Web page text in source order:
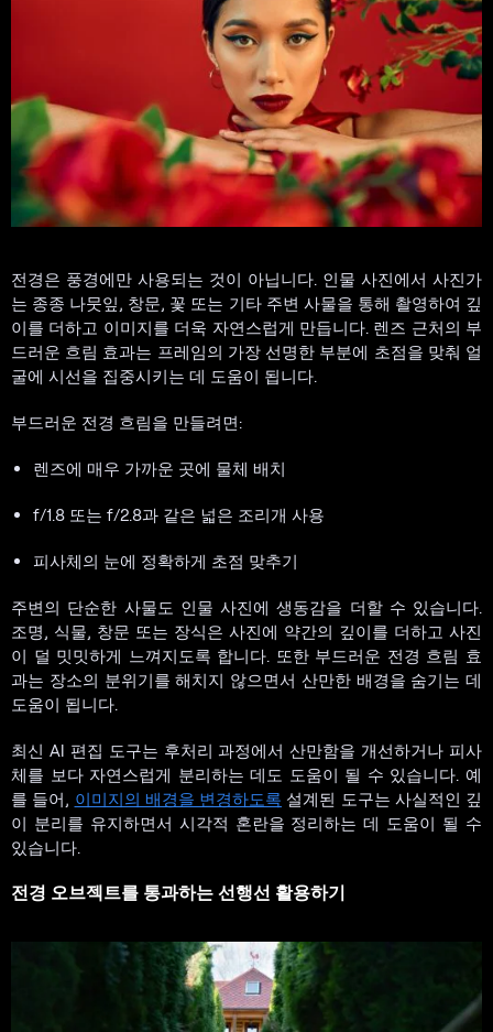
전경은 풍경에만 사용되는 것이 아닙니다. 인물 사진에서 사진가
는 종종 나뭇잎, 창문, 꽃 또는 기타 주변 사물을 통해 촬영하여 깊
이를 더하고 이미지를 더욱 자연스럽게 만듭니다. 렌즈 근처의 부
드러운 흐림 효과는 프레임의 가장 선명한 부분에 초점을 맞춰 얼
굴에 시선을 집중시키는 데 도움이 됩니다.
부드러운 전경 흐림을 만들려면:
렌즈에 매우 가까운 곳에 물체 배치
f/1.8 또는 f/2.8과 같은 넓은 조리개 사용
피사체의 눈에 정확하게 초점 맞추기
주변의 단순한 사물도 인물 사진에 생동감을 더할 수 있습니다.
조명, 식물, 창문 또는 장식은 사진에 약간의 깊이를 더하고 사진
이 덜 밋밋하게 느껴지도록 합니다. 또한 부드러운 전경 흐림 효
과는 장소의 분위기를 해치지 않으면서 산만한 배경을 숨기는 데
도움이 됩니다.
최신 AI 편집 도구는 후처리 과정에서 산만함을 개선하거나 피사
체를 보다 자연스럽게 분리하는 데도 도움이 될 수 있습니다. 예
를 들어, 이미지의 배경을 변경하도록 설계된 도구는 사실적인 깊
이 분리를 유지하면서 시각적 혼란을 정리하는 데 도움이 될 수
있습니다.
전경 오브젝트를 통과하는 선행선 활용하기